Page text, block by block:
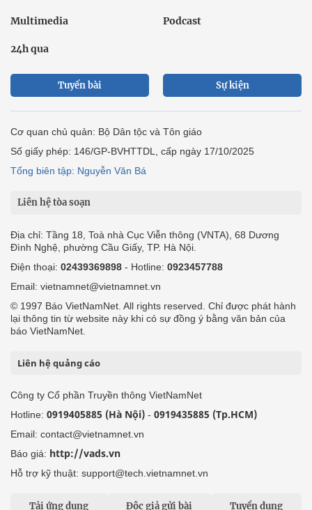
Multimedia Podcast
24h qua
Tuyến bài Sự kiện
Cơ quan chủ quản: Bộ Dân tộc và Tôn giáo
Số giấy phép: 146/GP-BVHTTDL, cấp ngày 17/10/2025
Tổng biên tập: Nguyễn Văn Bá
Liên hệ tòa soạn
Địa chỉ: Tầng 18, Toà nhà Cục Viễn thông (VNTA), 68 Dương
Đình Nghệ, phường Cầu Giấy, TP. Hà Nội.
Điện thoại: 02439369898 - Hotline: 0923457788
Email: vietnamnet@vietnamnet.vn
© 1997 Báo VietNamNet. All rights reserved. Chỉ được phát hành
lại thông tin từ website này khi có sự đồng ý bằng văn bản của
báo VietNamNet.
Liên hệ quảng cáo
Công ty Cổ phần Truyền thông VietNamNet
Hotline: 0919405885 (Hà Nội) - 0919435885 (Tp.HCM)
Email: contact@vietnamnet.vn
Báo giá: http://vads.vn
Hỗ trợ kỹ thuật: support@tech.vietnamnet.vn
Tải ứng dụng Độc giả gửi bài Tuyển dụng